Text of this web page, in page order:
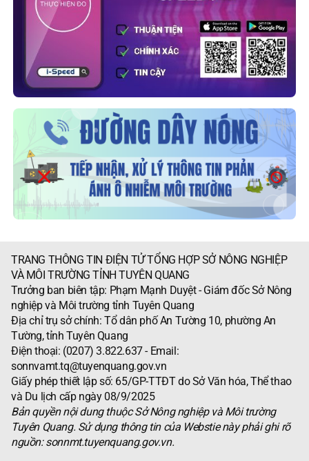
TRANG THÔNG TIN ĐIỆN TỬ TỔNG HỢP SỞ NÔNG NGHIỆP
VÀ MÔI TRƯỜNG TỈNH TUYÊN QUANG
Trưởng ban biên tập: Phạm Mạnh Duyệt - Giám đốc Sở Nông
nghiệp và Môi trường tỉnh Tuyên Quang
Địa chỉ trụ sở chính: Tổ dân phố An Tường 10, phường An
Tường, tỉnh Tuyên Quang
Điện thoại: (0207) 3.822.637 - Email:
sonnvamt.tq@tuyenquang.gov.vn
Giấy phép thiết lập số: 65/GP-TTĐT do Sở Văn hóa, Thể thao
và Du lịch cấp ngày 08/9/2025
Bản quyền nội dung thuộc Sở Nông nghiệp và Môi trường
Tuyên Quang. Sử dụng thông tin của Webstie này phải ghi rõ
nguồn: sonnmt.tuyenquang.gov.vn.